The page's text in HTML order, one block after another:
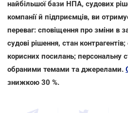
найбільшої бази НПА, судових
компанії й підприємців, ви
переваг: сповіщення про зміни в
судові рішення, стан
корисних посилань; персональну
обраними темами та джерелами.
знижкою 30 %.